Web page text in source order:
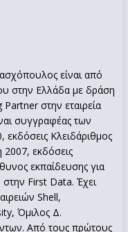
είναι από
στην Ελλάδα με δράση
στην εταιρεία
συγγραφέας των
Κλειδάριθμος
εκδόσεις
εκπαίδευσης για
First Data. Έχει
Shell,
Όμιλος Δ.
Από τους πρώτους